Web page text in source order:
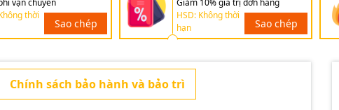
vận chuyển
thời
Sao chép
Giảm 10% giá trị đơn hàng
HSD: Không thời
hạn
Sao chép
Chính sách bảo hành và bảo trì